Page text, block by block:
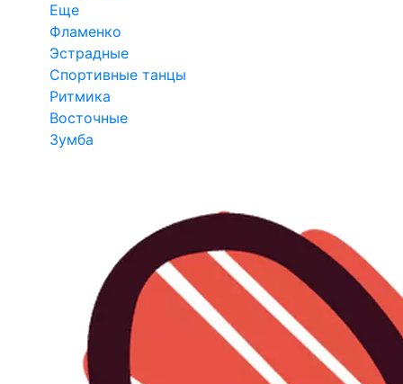
Еще
Фламенко
Эстрадные
Спортивные танцы
Ритмика
Восточные
Зумба